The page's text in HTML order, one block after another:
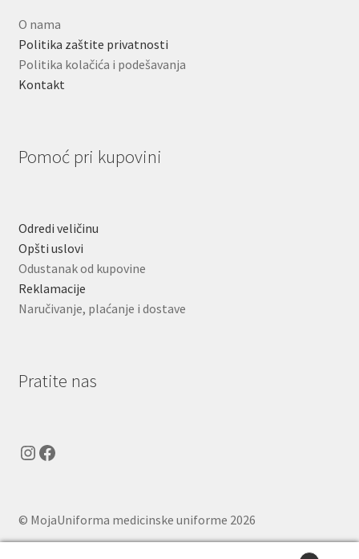
O nama
Politika zaštite privatnosti
Politika kolačića i podešavanja
Kontakt
Pomoć pri kupovini
Odredi veličinu
Opšti uslovi
Odustanak od kupovine
Reklamacije
Naručivanje, plaćanje i dostave
Pratite nas
Instagram
Facebook
© MojaUniforma medicinske uniforme 2026
.